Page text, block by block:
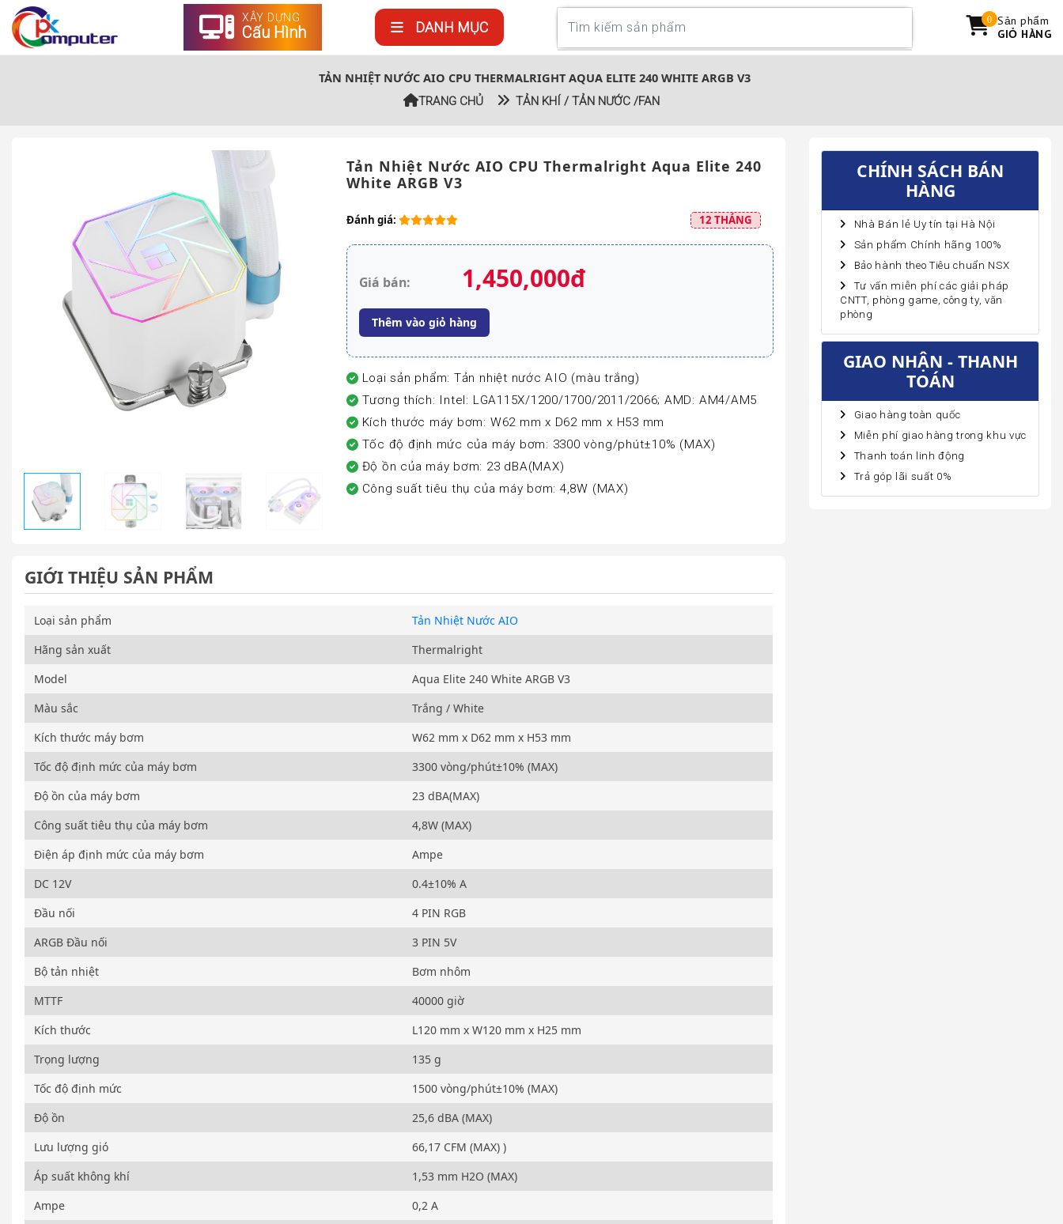
XÂY DỰNG
Cấu Hình DANH MỤC
Sản phẩm
GIỎ HÀNG
0
TẢN NHIỆT NƯỚC AIO CPU THERMALRIGHT AQUA ELITE 240 WHITE ARGB V3
TRANG CHỦ TẢN KHÍ / TẢN NƯỚC /FAN
Tản Nhiệt Nước AIO CPU Thermalright Aqua Elite 240
White ARGB V3
Đánh giá: 12 THÁNG
Giá bán: 1,450,000đ
Thêm vào giỏ hàng
Loại sản phẩm: Tản nhiệt nước AIO (màu trắng)
Tương thích: Intel: LGA115X/1200/1700/2011/2066; AMD: AM4/AM5
Kích thước máy bơm: W62 mm x D62 mm x H53 mm
Tốc độ định mức của máy bơm: 3300 vòng/phút±10% (MAX)
Độ ồn của máy bơm: 23 dBA(MAX)
Công suất tiêu thụ của máy bơm: 4,8W (MAX)
CHÍNH SÁCH BÁN
HÀNG
Nhà Bán lẻ Uy tín tại Hà Nội
Sản phẩm Chính hãng 100%
Bảo hành theo Tiêu chuẩn NSX
Tư vấn miễn phí các giải pháp
CNTT, phòng game, công ty, văn
phòng
GIAO NHẬN - THANH
TOÁN
Giao hàng toàn quốc
Miễn phí giao hàng trong khu vực
Thanh toán linh động
Trả góp lãi suất 0%
GIỚI THIỆU SẢN PHẨM
Loại sản phẩm
Tản Nhiệt Nước AIO
Hãng sản xuất
Thermalright
Model
Aqua Elite 240 White ARGB V3
Màu sắc
Trắng / White
Kích thước máy bơm
W62 mm x D62 mm x H53 mm
Tốc độ định mức của máy bơm
3300 vòng/phút±10% (MAX)
Độ ồn của máy bơm
23 dBA(MAX)
Công suất tiêu thụ của máy bơm
4,8W (MAX)
Điện áp định mức của máy bơm
Ampe
DC 12V
0.4±10% A
Đầu nối
4 PIN RGB
ARGB Đầu nối
3 PIN 5V
Bộ tản nhiệt
Bơm nhôm
MTTF
40000 giờ
Kích thước
L120 mm x W120 mm x H25 mm
Trọng lượng
135 g
Tốc độ định mức
1500 vòng/phút±10% (MAX)
Độ ồn
25,6 dBA (MAX)
Lưu lượng gió
66,17 CFM (MAX) )
Áp suất không khí
1,53 mm H2O (MAX)
Ampe
0,2 A